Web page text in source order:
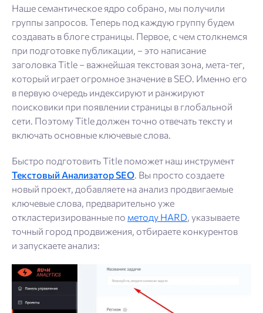
Наше семантическое ядро собрано, мы получили
группы запросов. Теперь под каждую группу будем
создавать в блоге страницы. Первое, с чем столкнемся
при подготовке публикации, – это написание
заголовка Title – важнейшая текстовая зона, мета-тег,
который играет огромное значение в SEO. Именно его
в первую очередь индексируют и ранжируют
поисковики при появлении страницы в глобальной
сети. Поэтому Title должен точно отвечать тексту и
включать основные ключевые слова.
Быстро подготовить Title поможет наш инструмент
Текстовый Анализатор SEO . Вы просто создаете
новый проект, добавляете на анализ продвигаемые
ключевые слова, предварительно уже
откластеризированные по методу HARD , указываете
точный город продвижения, отбираете конкурентов
и запускаете анализ: